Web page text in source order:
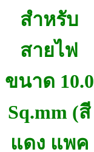
สำหรับ
สายไฟ
ขนาด 10.0
Sq.mm (สี
แดง แพค